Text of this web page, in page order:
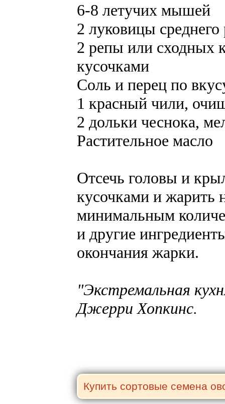
6-8 летучих мышей
2 луковицы
2 репы или сходных
кусочками
Соль и перец по
1 красный чили,
2 дольки чеснока,
Растительное масло
Отсечь головы и
кусочками и жарить
минимальным
и другие
окончания жарки.
"Экстремальная
Джерри Хопкинс.